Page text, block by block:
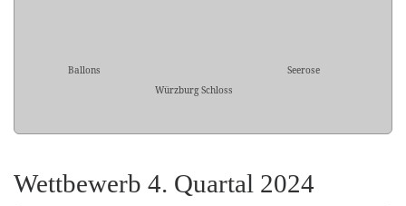
Ballons
Würzburg Schloss
Seerose
Wettbewerb 4. Quartal 2024